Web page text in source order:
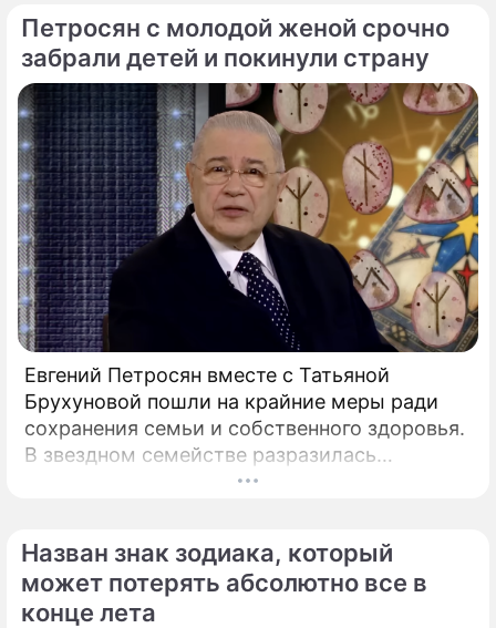
Петросян с молодой женой срочно
забрали детей и покинули страну
Евгений Петросян вместе с Татьяной
Брухуновой пошли на крайние меры ради
сохранения семьи и собственного здоровья.
В звездном семействе разразилась
настоящая тихая драма, которая вынудила
Назван знак зодиака, который
может потерять абсолютно все в
конце лета